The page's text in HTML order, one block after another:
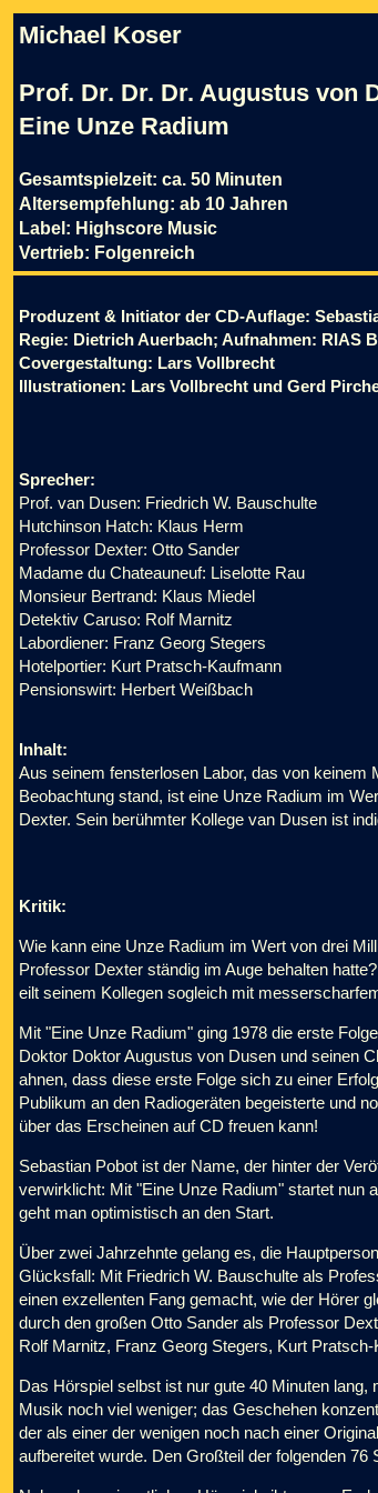
Michael Koser
Prof. Dr. Dr. Dr. Augustus von
Eine Unze Radium
Gesamtspielzeit: ca. 50 Minuten
Altersempfehlung: ab 10 Jahren
Label: Highscore Music
Vertrieb: Folgenreich
Produzent & Initiator der CD-Auflage:
Regie: Dietrich Auerbach; Aufnahmen: RIAS
Covergestaltung: Lars Vollbrecht
Illustrationen: Lars Vollbrecht und Gerd
Sprecher:
Prof. van Dusen: Friedrich W. Bauschulte
Hutchinson Hatch: Klaus Herm
Professor Dexter: Otto Sander
Madame du Chateauneuf: Liselotte Rau
Monsieur Bertrand: Klaus Miedel
Detektiv Caruso: Rolf Marnitz
Labordiener: Franz Georg Stegers
Hotelportier: Kurt Pratsch-Kaufmann
Pensionswirt: Herbert Weißbach
Inhalt:
Aus seinem fensterlosen Labor, das von keinem
Beobachtung stand, ist eine Unze Radium im
Dexter. Sein berühmter Kollege van Dusen ist
Kritik:
Wie kann eine Unze Radium im Wert von drei
Professor Dexter ständig im Auge behalten
eilt seinem Kollegen sogleich mit
Mit "Eine Unze Radium" ging 1978 die erste
Doktor Doktor Augustus von Dusen und seinen
ahnen, dass diese erste Folge sich zu einer
Publikum an den Radiogeräten begeisterte und
über das Erscheinen auf CD freuen kann!
Sebastian Pobot ist der Name, der hinter der
verwirklicht: Mit "Eine Unze Radium" startet nun
geht man optimistisch an den Start.
Über zwei Jahrzehnte gelang es, die
Glücksfall: Mit Friedrich W. Bauschulte als
einen exzellenten Fang gemacht, wie der Hörer
durch den großen Otto Sander als Professor
Rolf Marnitz, Franz Georg Stegers, Kurt
Das Hörspiel selbst ist nur gute 40 Minuten
Musik noch viel weniger; das Geschehen
der als einer der wenigen noch nach einer
aufbereitet wurde. Den Großteil der folgenden